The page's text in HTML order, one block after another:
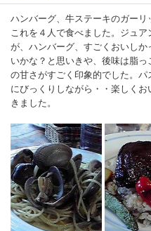
ハンバーグ、牛ステーキのガーリ
これを４人で食べました。ジュ
が、ハンバーグ、すごくおいし
いかな？と思いきや、後味は脂
の甘さがすごく印象的でした。
にびっくりしながら・・楽しく
きました。